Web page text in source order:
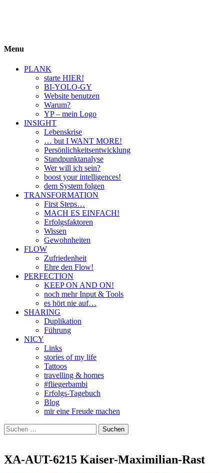
Menu
PLANK
starte HIER!
BI-YOLO-GY
Website benutzen
Warum?
YP – mein Logo
INSIGHT
Lebenskrise
… but I WANT MORE!
Persönlichkeitsentwicklung
Standpunktanalyse
Wer will ich sein?
boost your intelligences!
dem System folgen
TRANSFORMATION
First Steps…
MACH ES EINFACH!
Erfolgsfaktoren
Wissen
Gewohnheiten
FLOW
Zufriedenheit
Ehre den Flow!
PERFECTION
KEEP ON AND ON!
noch mehr Input & Tools
es hört nie auf…
SHARING
Duplikation
Führung
NICY
Links
stories of my life
Tattoos
travelling & homes
#fliegerbambi
Erfolgs-Tagebuch
Blog
mir eine Freude machen
Suchen
nach:
XA-AUT-6215 Kaiser-Maximilian-Rast